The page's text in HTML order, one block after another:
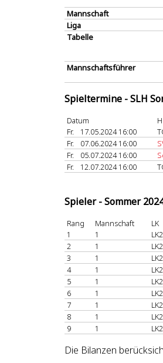
Mannschaft
Liga
Tabelle
Mannschaftsführer
Spieltermine - SLH
Datum
Fr.
17.05.2024 16:00
Fr.
07.06.2024 16:00
Fr.
05.07.2024 16:00
Fr.
12.07.2024 16:00
Spieler - Sommer
Rang Mannschaft
LK
1
1
2
1
3
1
4
1
5
1
6
1
7
1
8
1
9
1
Die Bilanzen